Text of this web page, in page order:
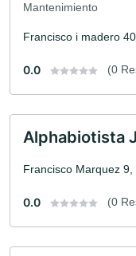
Mantenimiento
Francisco i madero
0.0 (0
Alphabiotista
Francisco Marquez
0.0 (0